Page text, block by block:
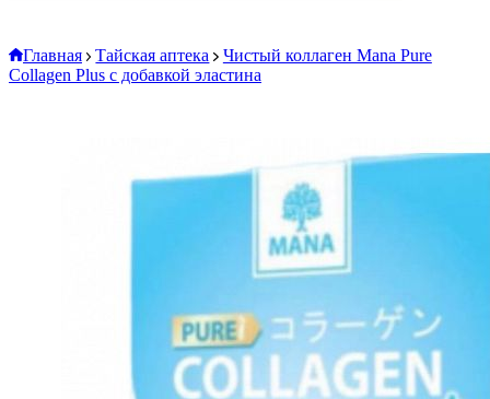
Главная Тайская аптека
Чистый коллаген Mana Pure
Collagen Plus с добавкой эластина